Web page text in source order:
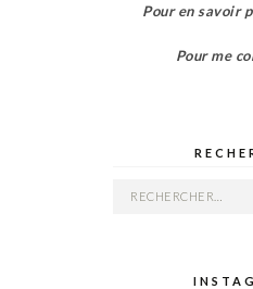
Pour en savoir
Pour me
Rechercher :